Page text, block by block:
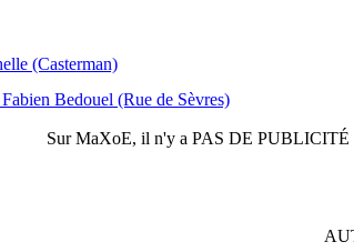
(Casterman)
Bedouel (Rue de Sèvres)
SurMaXoE, il n'y a PAS DE PUBLICITÉ